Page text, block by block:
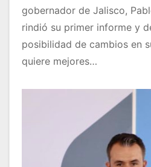
gobernador de Jalisco,
rindió su primer informe y
posibilidad de cambios en
quiere mejores…